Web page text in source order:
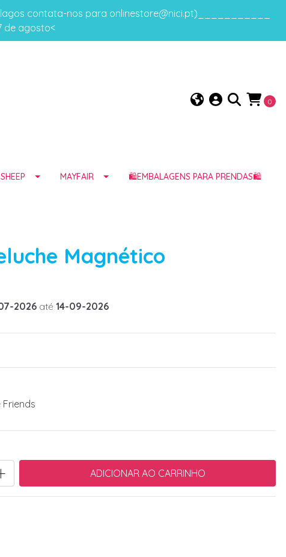
contata-nos para onlinestore@nici.pt)___________
de agosto<
0
MAYFAIR 🛍️EMBALAGENS PARA PRENDAS🛍️
Magnético
2026 até 14-09-2026